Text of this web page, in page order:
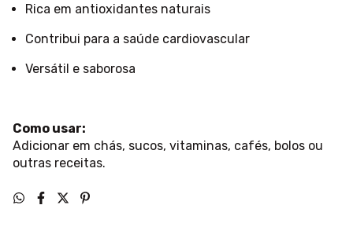
Rica em antioxidantes naturais
Contribui para a saúde cardiovascular
Versátil e saborosa
Como usar:
Adicionar em chás, sucos, vitaminas, cafés, bolos ou
outras receitas.